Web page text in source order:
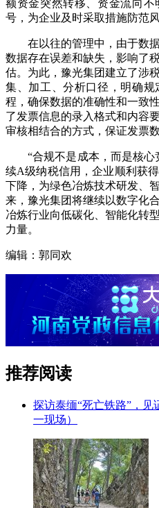
额资金突然转移、资金流向
号，为企业及时采取措施防范
在以往的管理中，由于数据
数据存在误差和缺失，影响了
估。为此，豫光集团建立了涉
集、加工、分析口径，明确
程，确保数据的准确性和一致
了发票信息的录入格式和内容
审核相结合的方式，保证发票
“合规不是成本，而是核心
续A级纳税信用，企业顺利获
下降，为绿色冶炼技术研发、
来，豫光集团将继续以数字化
冶炼行业向低碳化、智能化转
力量。
编辑：郭同欢
推荐阅读
探访泰缅“死亡铁路”，
一现场）